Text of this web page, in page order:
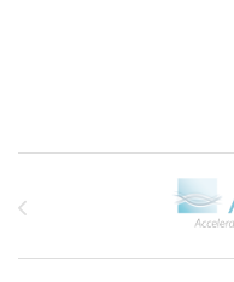
Brands Carousel